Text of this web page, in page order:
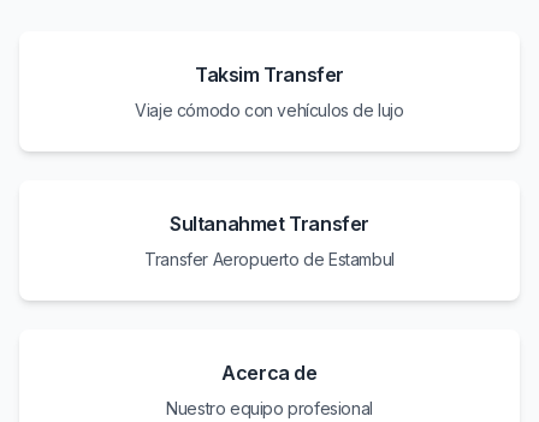
Taksim Transfer
Viaje cómodo con vehículos de lujo
Sultanahmet Transfer
Transfer Aeropuerto de Estambul
Acerca de
Nuestro equipo profesional